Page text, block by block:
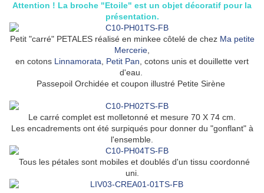
Attention ! La broche "Etoile" est un objet décoratif pour la
présentation.
Petit "carré" PETALES réalisé en minkee côtelé de chez Ma petite
Mercerie
en cotons Linnamorata Petit Pan , cotons unis et douillette vert
d'eau.
Passepoil Orchidée et coupon illustré Petite Sirène
Le carré complet est molletonné et mesure 70 X 74 cm.
Les encadrements ont été surpiqués pour donner du "gonflant" à
l'ensemble.
Tous les pétales sont mobiles et doublés d'un tissu coordonné
uni.